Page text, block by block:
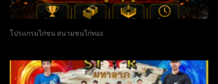
โปรแกรมไก่ชน สนามชนไก่ทอง